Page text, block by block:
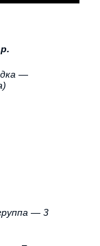
—
— 3